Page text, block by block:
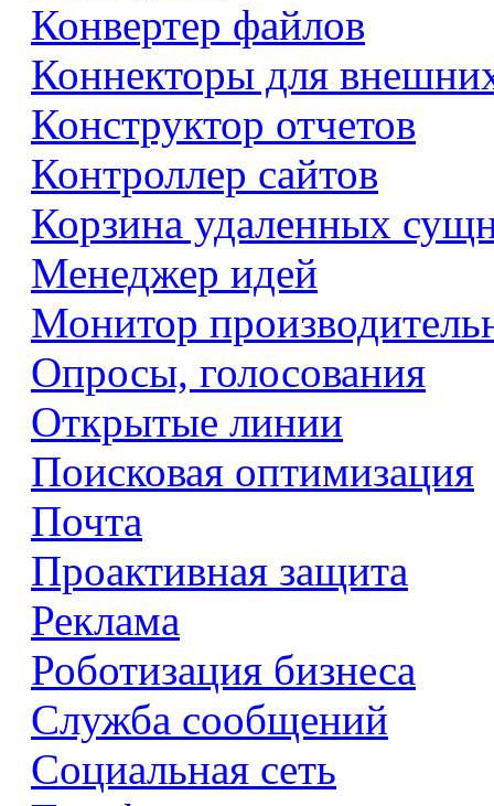
Конвертер файлов
Коннекторы для
Конструктор отчетов
Контроллер сайтов
Корзина удаленных
Менеджер идей
Монитор
Опросы, голосования
Открытые линии
Поисковая оптимизация
Почта
Проактивная защита
Реклама
Роботизация бизнеса
Служба сообщений
Социальная сеть